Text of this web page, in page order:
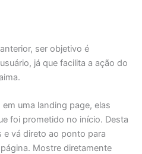
ser objetivo é
já que facilita a ação do
uma landing page, elas
foi prometido no início. Desta
e vá direto ao ponto para
Mostre diretamente